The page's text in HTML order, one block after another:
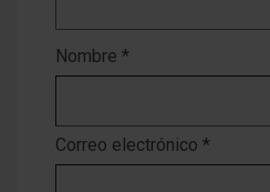
Nombre *
Correo electrónico *